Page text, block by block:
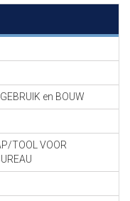
en BOUW
TOOL VOOR